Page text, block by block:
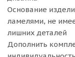
Основание
ламелями, не
лишних деталей
Дополнить